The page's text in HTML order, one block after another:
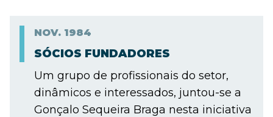
NOV. 1984
SÓCIOS FUNDADORES
Um grupo de profissionais do setor,
dinâmicos e interessados, juntou-se a
Gonçalo Sequeira Braga nesta iniciativa